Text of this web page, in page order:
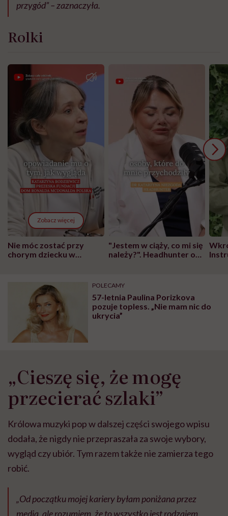
przygód” – zaznaczyła.
Rolki
Zobacz więcej
Nie móc zostać przy
chorym dziecku w
głupota i brak
wyobraźni"
"Jestem w ciąży, co mi się
należy?". Headhunter o
pracy
POLECAMY
57-letnia Paulina Porizkova
pozuje topless. „Nie mam nic do
ukrycia”
„Cieszę się, że mogę
przecierać szlaki”
Królowa muzyki pop w dalszej części swojego wpisu
dodała, że nigdy nie przepraszała za swoje wybory,
wygląd czy ubiór. Tym razem także nie zamierza tego
robić.
„Od początku mojej kariery byłam poniżana przez
media, ale rozumiem, że to wszystko jest rodzajem